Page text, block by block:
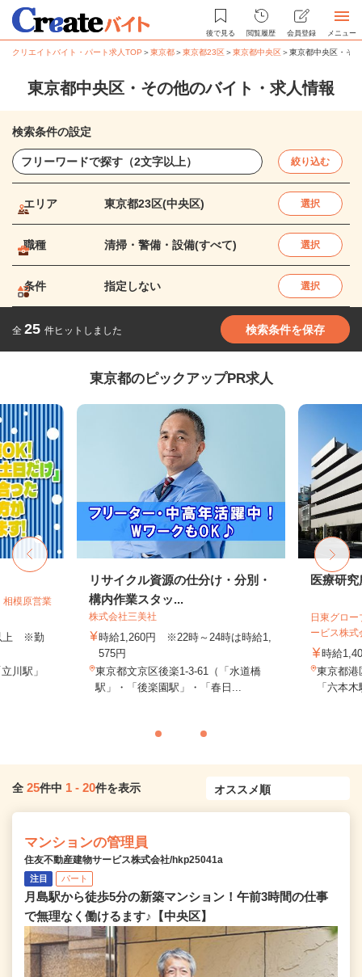
後で見る 閲覧履歴 会員登録 メニュー
クリエイトバイト・パート求人TOP ＞東京都＞東京都23区＞東京都中央区＞東京都中央区・そ
東京都中央区・その他のバイト・求人情報
検索条件の設定
絞り込む
エリア 東京都23区(中央区) 選択
職種 清掃・警備・設備(すべて) 選択
条件 指定しない 選択
全 25 件ヒットしました 検索条件を保存
東京都のピックアップPR求人
模原営業
上 ※勤
川駅」
リサイクル資源の仕分け・分別・
構内作業スタッ...
株式会社三美社
時給1,260円 ※22時～24時は時給1,
575円
東京都文京区後楽1-3-61（「水道橋
駅」・「後楽園駅」・「春日...
医療研
日東グロ
ービス株式
時給
東京都港
「六本
全 25件中 1 - 20件を表示
マンションの管理員
住友不動産建物サービス株式会社/hkp25041a
注目 パート
月島駅から徒歩5分の新築マンション！午前3時間の仕事
で無理なく働けるます♪【中央区】